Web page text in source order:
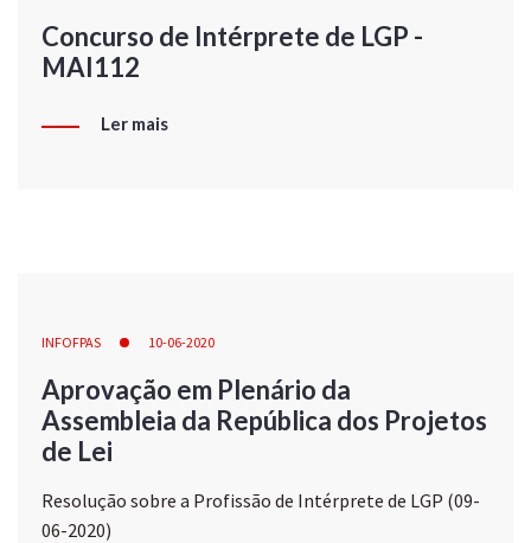
Concurso de Intérprete de LGP -
MAI112
Ler mais
INFOFPAS 10-06-2020
Aprovação em Plenário da
Assembleia da República dos Projetos
de Lei
Resolução sobre a Profissão de Intérprete de LGP (09-
06-2020)